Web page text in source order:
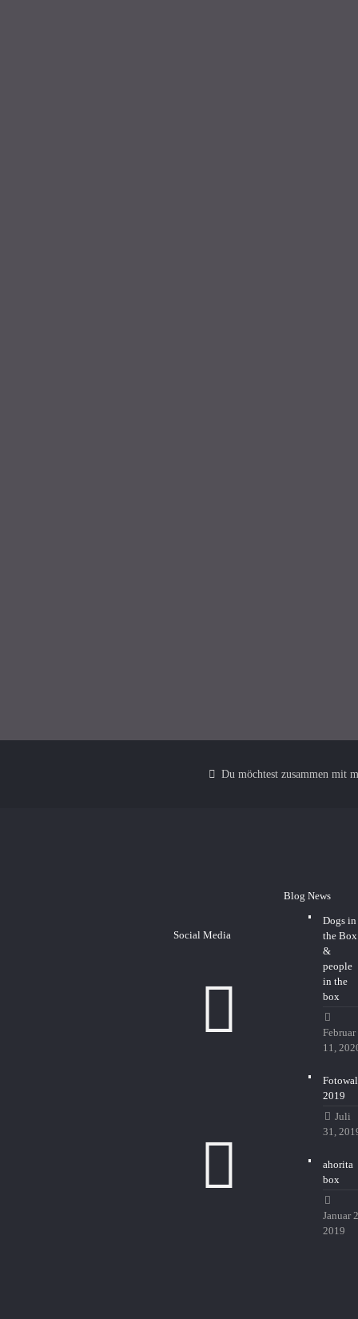
Du möchtest zusammen mit
Social Media
Blog News
Dogs in
the Box
&
people
in the
box
Februar
11,
2019
Juli
31,
ahorita
box
Januar
2019